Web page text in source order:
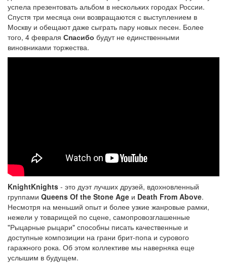
успела презентовать альбом в нескольких городах России.
Спустя три месяца они возвращаются с выступлением в
Москву и обещают даже сыграть пару новых песен. Более
того, 4 февраля Спасибо будут не единственными
виновниками торжества.
KnightKnights - это дуэт лучших друзей, вдохновленный
группами Queens Of the Stone Age и Death From Above.
Несмотря на меньший опыт и более узкие жанровые рамки,
нежели у товарищей по сцене, самопровозглашенные
"Рыцарные рыцари" способны писать качественные и
доступные композиции на грани брит-попа и сурового
гаражного рока. Об этом коллективе мы наверняка еще
услышим в будущем.